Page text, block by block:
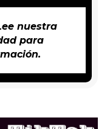
nuestra
para